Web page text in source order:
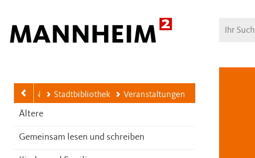
Suche
Stadtbibliothek Veranstaltungen
Ältere
Gemeinsam lesen und schreiben